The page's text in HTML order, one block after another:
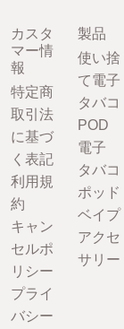
カスタ
マー情
報
特定商
取引法
に基づ
く表記
利用規
約
キャン
セルポ
リシー
プライ
バシー
製品
使い捨
て電子
タバコ
POD
電子
タバコ
ポッド
ベイプ
アクセ
サリー